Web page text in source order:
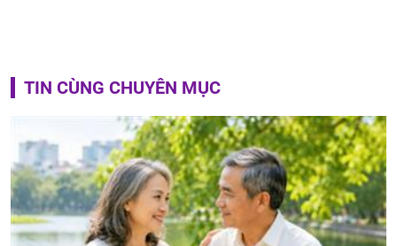
TIN CÙNG CHUYÊN MỤC